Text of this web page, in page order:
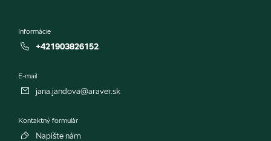
Informácie
+421903826152
E-mail
jana.jandova@araver.sk
Kontaktný formulár
Napíšte nám